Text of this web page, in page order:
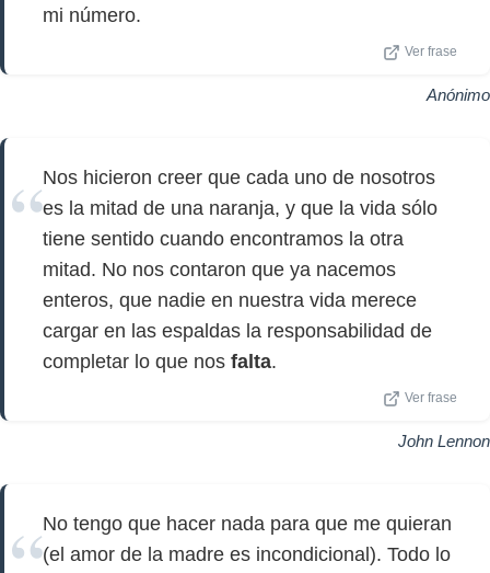
mi número.
Ver frase
Anónimo
Nos hicieron creer que cada uno de nosotros
es la mitad de una naranja, y que la vida sólo
tiene sentido cuando encontramos la otra
mitad. No nos contaron que ya nacemos
enteros, que nadie en nuestra vida merece
cargar en las espaldas la responsabilidad de
completar lo que nos falta.
Ver frase
John Lennon
No tengo que hacer nada para que me quieran
(el amor de la madre es incondicional). Todo lo